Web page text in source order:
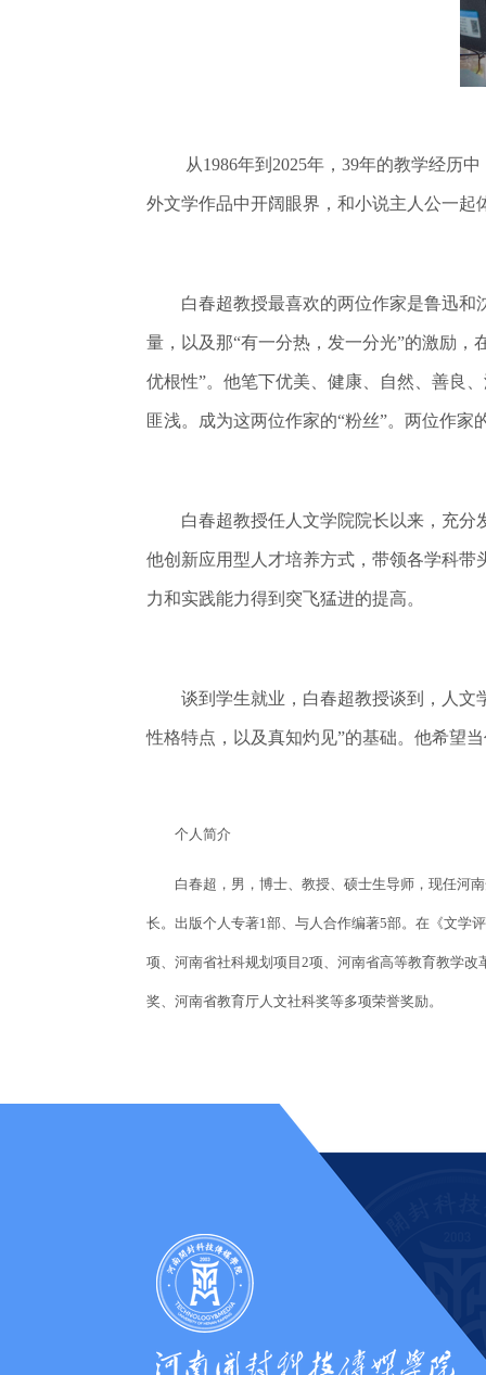
从1986年到2025年，39年的教学经历
外文学作品中开阔眼界，和小说主人公一起
白春超教授最喜欢的两位作家是鲁迅和沈
量，以及那“有一分热，发一分光”的激励
优根性”。他笔下优美、健康、自然、善良
匪浅。成为这两位作家的“粉丝”。两位作
白春超教授任人文学院院长以来，充分发
他创新应用型人才培养方式，带领各学科带
力和实践能力得到突飞猛进的提高。
谈到学生就业，白春超教授谈到，人文学
性格特点，以及真知灼见”的基础。他希望
个人简介
白春超，男，博士、教授、硕士生导师，现任河南
长。出版个人专著1部、与人合作编著5部。在《文学
项、河南省社科规划项目2项、河南省高等教育教学
奖、河南省教育厅人文社科奖等多项荣誉奖励。